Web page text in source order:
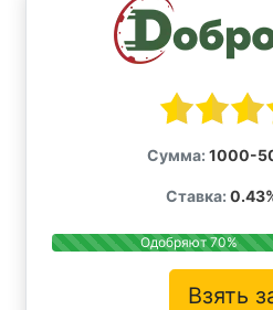
Сумма: 1000-
Ставка:
Одобряют 70%
Взять